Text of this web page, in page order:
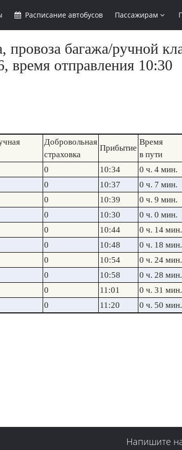
Расписание автобусов Пассажирам
багажа/ручной
время отправления 10:30
Добровольная
страховка
Прибытие
Время
в пути
0 10:34
0 ч. 4 мин.
0 10:37
0 ч. 7 мин.
0 10:39
0 ч. 9 мин.
0 10:30
0 ч. 0 мин.
0 10:44
0 ч. 14 мин.
0 10:48
0 ч. 18 мин.
0 10:54
0 ч. 24 мин.
0 10:58
0 ч. 28 мин.
0 11:01
0 ч. 31 мин.
0 11:20 0 ч. 50 мин.
Напишите